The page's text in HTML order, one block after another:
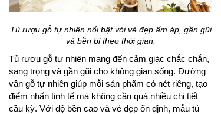
Tủ rượu gỗ tự nhiên nổi bật với vẻ đẹp ấm áp, gần gũi
và bền bỉ theo thời gian.
Tủ rượu gỗ tự nhiên mang đến cảm giác chắc chắn,
sang trọng và gần gũi cho không gian sống. Đường
vân gỗ tự nhiên giúp mỗi sản phẩm có nét riêng, tạo
điểm nhấn tinh tế mà không cần quá nhiều chi tiết
cầu kỳ. Với độ bền cao và vẻ đẹp ổn định, mẫu tủ